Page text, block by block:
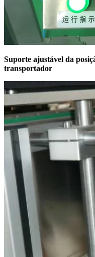
Suporte ajustável da
transportador